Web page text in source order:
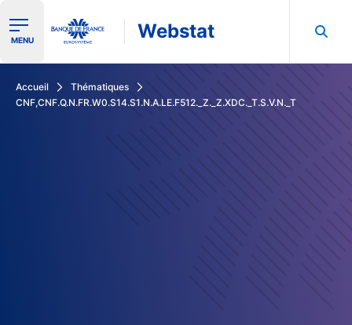
Ouvrir le menu de navigation
MENU Webstat
Accueil
Thématiques
CNF,CNF.Q.N.FR.W0.S14.S1.N.A.LE.F512._Z._Z.XDC._T.S.V.N._T